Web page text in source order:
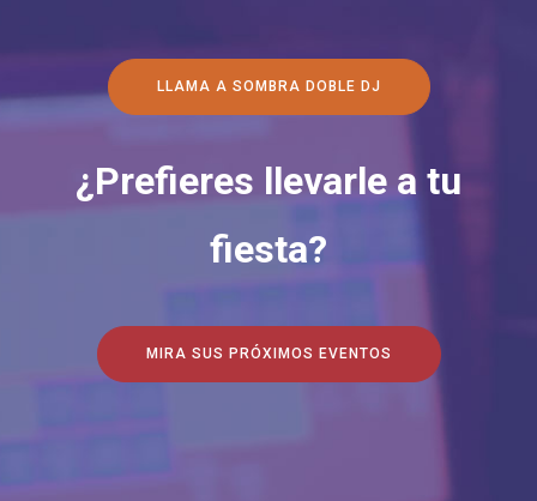
LLAMA A SOMBRA DOBLE DJ
¿Prefieres llevarle a tu
fiesta?
MIRA SUS PRÓXIMOS EVENTOS